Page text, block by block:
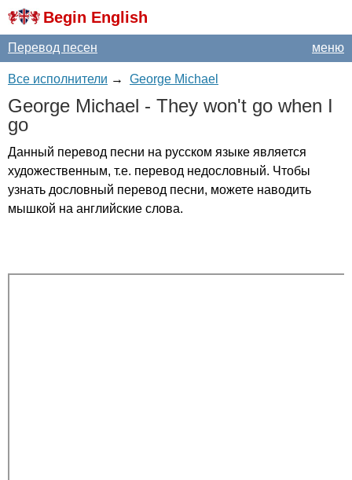
Begin English
меню
Перевод песен
Все исполнители → George Michael
George Michael - They won't go when I
go
Данный перевод песни на русском языке является
художественным, т.е. перевод недословный. Чтобы
узнать дословный перевод песни, можете наводить
мышкой на английские слова.